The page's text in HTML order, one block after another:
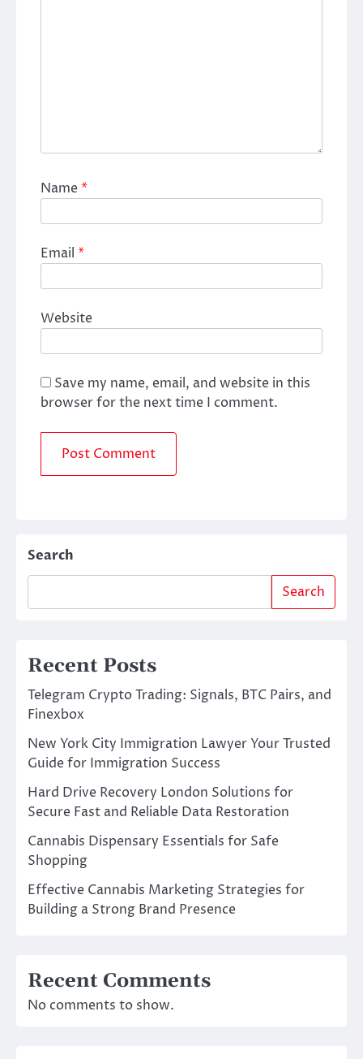
Name*
Email *
Website
Save my name, email, and website in this
browser for the next time I comment.
Search
Search
Recent Posts
Telegram Crypto Trading: Signals, BTC Pairs, and
Finexbox
New York City Immigration Lawyer Your Trusted
Guide for Immigration Success
Hard Drive Recovery London Solutions for
Secure Fast and Reliable Data Restoration
Cannabis Dispensary Essentials for Safe
Shopping
Effective Cannabis Marketing Strategies for
Building a Strong Brand Presence
Recent Comments
No comments to show.